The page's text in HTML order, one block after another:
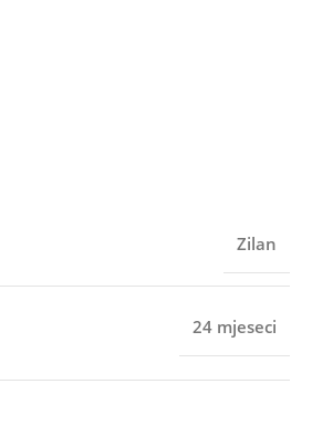
Zilan
24 mjeseci